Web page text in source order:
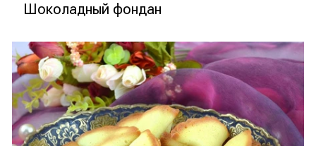
Шоколадный фондан